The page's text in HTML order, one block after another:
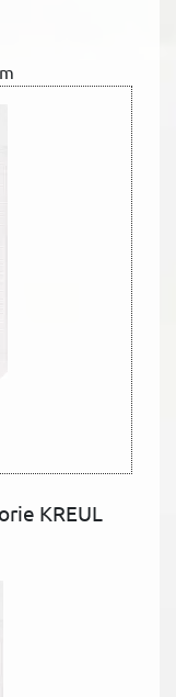
KREUL